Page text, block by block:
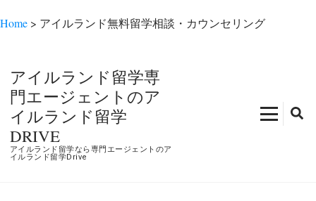
Home > アイルランド無料留学相談・カウンセリング
へ
アイルランド留学専
門エージェントのア
イルランド留学
DRIVE
アイルランド留学なら専門エージェントのア
イルランド留学Drive